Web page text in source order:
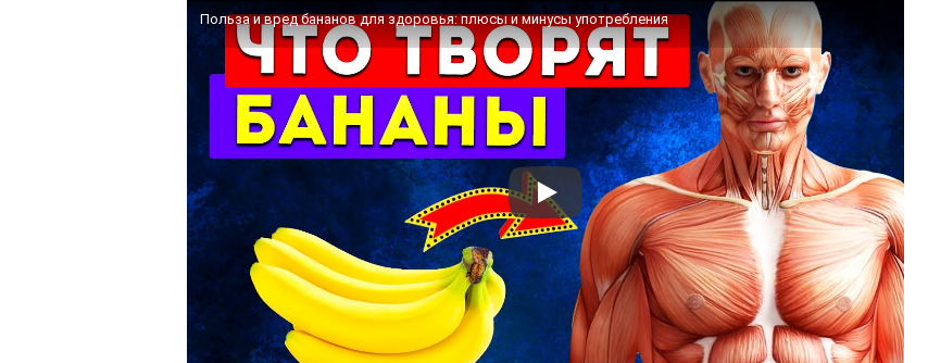
Польза и вред бананов для здоровья: плюсы и минусы употребления